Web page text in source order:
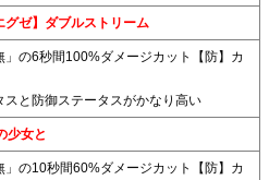
グゼ】ダブルストリーム
」の6秒間100%ダメージカット【防】カ
スと防御ステータスがかなり高い
少女と
」の10秒間60%ダメージカット【防】カ